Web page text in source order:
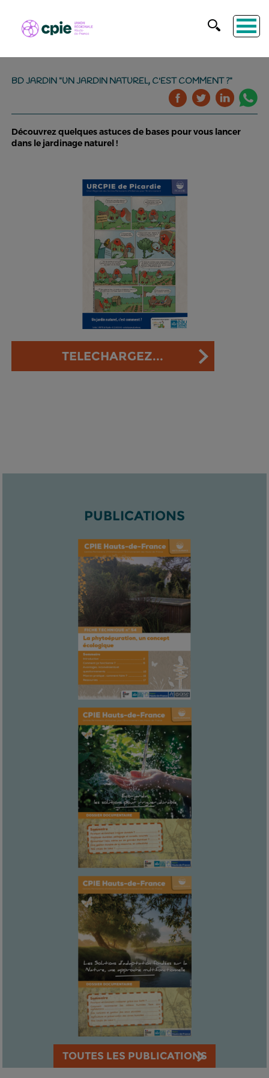
BD JARDIN "UN JARDIN NATUREL, C'EST COMMENT ?"
Découvrez quelques astuces de bases pour vous lancer
dans le jardinage naturel !
TELECHARGEZ...
PUBLICATIONS
TOUTES LES PUBLICATIONS